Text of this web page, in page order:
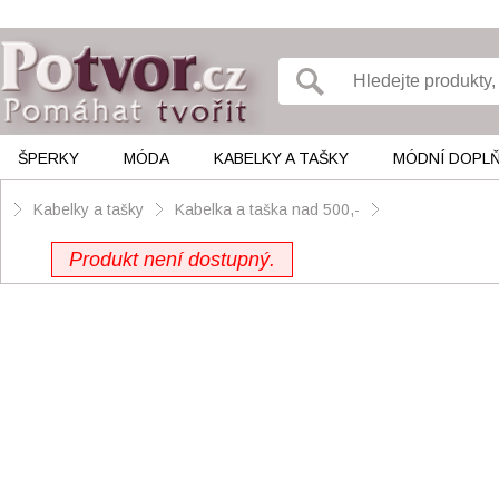
ŠPERKY MÓDA KABELKY A TAŠKY MÓDNÍ
Kabelky a tašky Kabelka a taška nad 500,-
Produkt není dostupný.